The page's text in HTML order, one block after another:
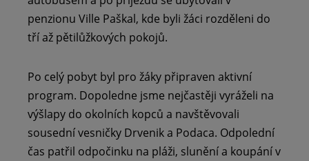
penzionu Ville Paškal, kde byli žáci rozděleni do
tří až pětilůžkových pokojů.
Po celý pobyt byl pro žáky připraven aktivní
program. Dopoledne jsme nejčastěji vyráželi na
výšlapy do okolních kopců a navštěvovali
sousední vesničky Drvenik a Podaca. Odpolední
čas patřil odpočinku na pláži, slunění a koupání v